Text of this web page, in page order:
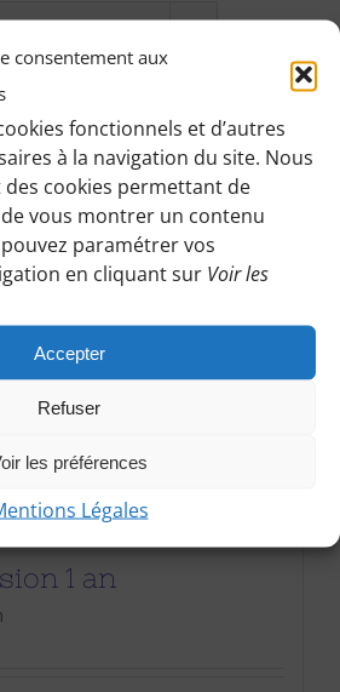
consentement aux
fonctionnels et d’autres
à la navigation du site. Nous
cookies permettant de
vous montrer un contenu
paramétrer vos
en cliquant sur Voir les
Accepter
Refuser
les préférences
Légales
produits
1 an